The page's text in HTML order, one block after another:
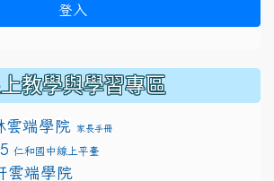
登入
教學與學習專區
雲端學院 家長手冊
仁和國中線上平臺
雲端學院